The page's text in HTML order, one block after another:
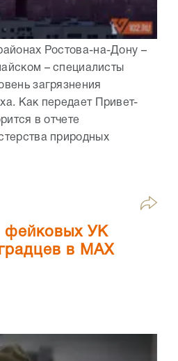
Ростова-на-Дону –
– специалисты
загрязнения
Как передает Привет-
в отчете
природных
фейковых УК
в МАХ